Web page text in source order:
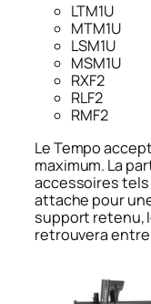
LTM1U
MTM1U
LSM1U
MSM1U
RXF2
RLF2
RMF2
Le Tempo
maximum. La
accessoires
attache pour
support retenu,
retrouvera entre